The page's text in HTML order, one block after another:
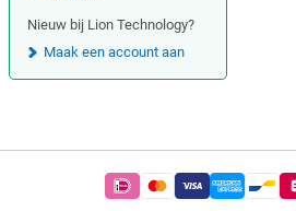
Nieuw bij Lion Technology?
Maak een account aan
Betaal